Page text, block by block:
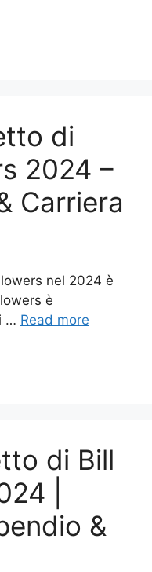
di
2024 –
Carriera
nel 2024 è
è
… Read more
di Bill
|
&